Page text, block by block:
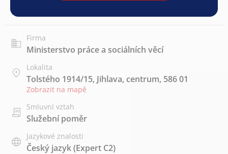
Firma
Ministerstvo práce a sociálních věcí
Lokalita
Tolstého 1914/15, Jihlava, centrum, 586 01
Zobrazit na mapě
Smluvní vztah
Služební poměr
Jazykové znalosti
Český jazyk(Expert C2)